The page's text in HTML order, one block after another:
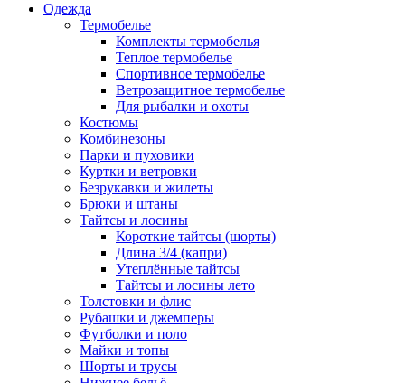
Одежда
Термобелье
Комплекты термобелья
Теплое термобелье
Спортивное термобелье
Ветрозащитное термобелье
Для рыбалки и охоты
Костюмы
Комбинезоны
Парки и пуховики
Куртки и ветровки
Безрукавки и жилеты
Брюки и штаны
Тайтсы и лосины
Короткие тайтсы (шорты)
Длина 3/4 (капри)
Утеплённые тайтсы
Тайтсы и лосины лето
Толстовки и флис
Рубашки и джемперы
Футболки и поло
Майки и топы
Шорты и трусы